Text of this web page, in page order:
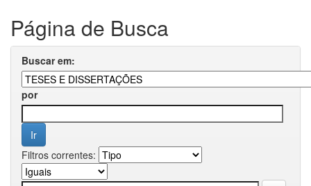
Página de Busca
Buscar em:
por
Filtros correntes: